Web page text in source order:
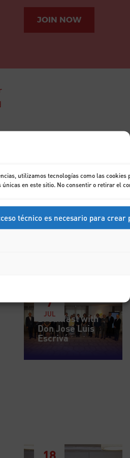
utilizamos tecnologías como las
únicas en este sitio. No consentir o retirar el
técnico es necesario para
JOIN NOW
Don Francisco
Marhuenda
7
JUL
Breakfast with
Don José Luis
Escrivá